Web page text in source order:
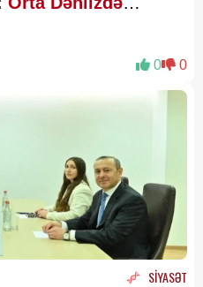
0 0
SİYASƏT